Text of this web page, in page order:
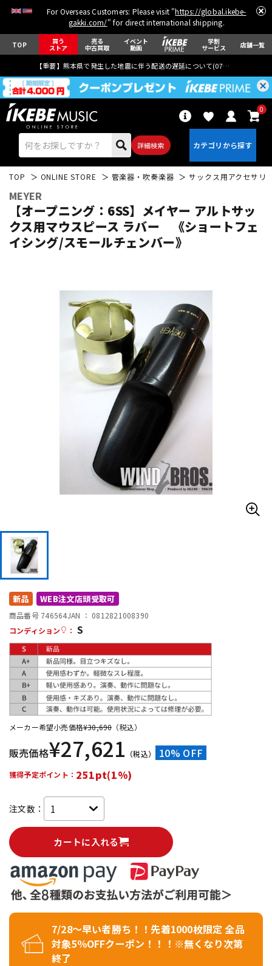
For Overseas Customers: Please visit "https://global.ikebe-
gakki.com/" for direct international shipping.
TOP 買う
ストア
売る
中古買取
イベント
動画
学割
サービス 店舗一覧
【重要】熊本県で発生した地震に伴う配送の遅延について(07月29日
詳細検索
0
エレキギター アコギ/エレアコ
ベース ウクレレ
パーカッション
キーボード 電子ピアノ
その他楽器
エフェクター
配信/ライブ機器
TOP ONLINE STORE 管楽器・吹奏楽器 サックス用アクセサリ
MEYER
【オープニング：6SS】メイヤー アルトサッ
クス用マウスピース ラバー 《ショートフェ
イシング/スモールチェンバー》
新品 WEB注文店頭受取可
商品番号 746564JAN ： 0812821008390
コンディション
： S
メーカー希望小売価格¥30,690 （税込）
販売価格¥27,621 （税込） 10% OFF
獲得予定ポイント： 251pt(1%)
注文数：
カートに入れる
7/28～早い者勝ち！！先着1000枚限定 全品
対象5％OFFクーポン！！！※無くなり次第
終了